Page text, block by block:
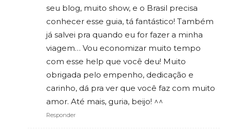
seu blog, muito show, e o Brasil precisa
conhecer esse guia, tá fantástico! Também
já salvei pra quando eu for fazer a minha
viagem… Vou economizar muito tempo
com esse help que você deu! Muito
obrigada pelo empenho, dedicação e
carinho, dá pra ver que você faz com muito
amor. Até mais, guria, beijo! ^^
Responder